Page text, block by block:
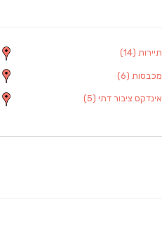
תיירות (14)
מכבסות (6)
אינדקס ציבור דתי (5)